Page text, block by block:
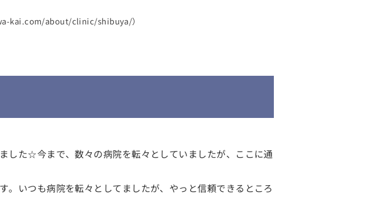
kai.com/about/clinic/shibuya/）
した☆今まで、数々の病院を転々としていましたが、ここに通
いつも病院を転々としてましたが、やっと信頼できるところ